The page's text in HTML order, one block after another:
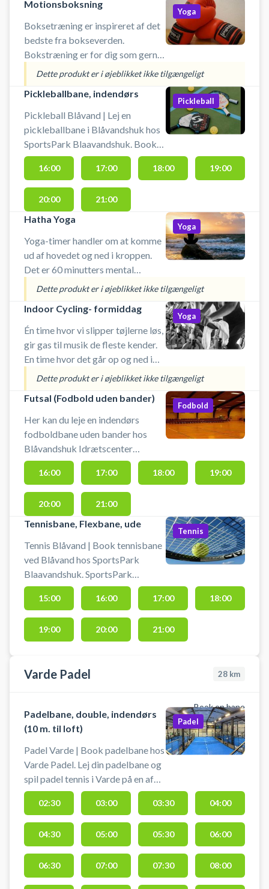
bliver sat i spil. Mulighed for
Motionsboksning
Boksetræning er inspireret af det
bedste fra bokseverden.
Bokstræning er for dig som gerne
vil deltage på en hård time, hvor du
vil blive udfordret på både styrke
og udholdenhed samt kondition.
Bokse
Yoga
Dette produkt er i øjeblikket ikke tilgængeligt
Pickleballbane, indendørs
Pickleball Blåvand | Lej en
pickleballbane i Blåvandshuk hos
SportsPark Blaavandshuk. Book
og spil pickleball i Blåvand på en
bane i Den Gamle Hal ved
SportsPark Blaavandshuk. Der
findes udstyr, som net, bat og
bolde i hallen.
Pickleball
16:00 17:00 18:00 19:00
20:00 21:00
Hatha Yoga
Yoga-timer handler om at komme
ud af hovedet og ned i kroppen.
Det er 60 minutters mental
velvære med fokus på smidighed,
balance og styrke. En time uden
musik eller andre stimuli, men tid
til at ven
Yoga
Dette produkt er i øjeblikket ikke tilgængeligt
Indoor Cycling- formiddag
Én time hvor vi slipper tøjlerne løs,
gir gas til musik de fleste kender.
En time hvor det går op og ned i
tempo, vi køre bakke op og ned,
lige ud af landevejen med og uden
modvind. Watt farverne er i
Yoga
Dette produkt er i øjeblikket ikke tilgængeligt
Futsal (Fodbold uden bander)
Her kan du leje en indendørs
fodboldbane uden bander hos
Blåvandshuk Idrætscenter
(SportCenter Hal 1). Du bedes selv
medbringe bold. Banen må kun
benyttes med indendørssko, der
ikke laver mærker i gul
Fodbold
16:00 17:00 18:00 19:00
20:00 21:00
Tennisbane, Flexbane, ude
Tennis Blåvand | Book tennisbane
ved Blåvand hos SportsPark
Blaavandshuk. SportsPark
Blåvandshuk tilbyder 1 stk.
udendørs tennisbane, som ligger
på centrets flexbane. Den bookes
online, efter bookingen vil der
Tennis
15:00 16:00 17:00 18:00
19:00 20:00 21:00
Varde Padel 28 km
Book en bane
Padelbane, double, indendørs
(10 m. til loft)
Padel Varde | Book padelbane hos
Varde Padel. Lej din padelbane og
spil padel tennis i Varde på en af
byens padelcenters mange
indendørsbaner hos Varde Padel.
Der findes gratis parkering og
udstyr ved booking af
padelbanerne hos Varde Padel
padelcenter.
Padel
02:30 03:00 03:30 04:00
04:30 05:00 05:30 06:00
06:30 07:00 07:30 08:00